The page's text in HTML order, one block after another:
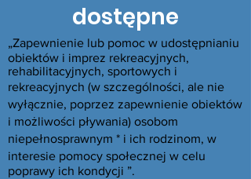
dostępne
„Zapewnienie lub pomoc w udostępnianiu
obiektów i imprez rekreacyjnych,
rehabilitacyjnych, sportowych i
rekreacyjnych (w szczególności, ale nie
wyłącznie, poprzez zapewnienie obiektów
i możliwości pływania) osobom
niepełnosprawnym * i ich rodzinom, w
interesie pomocy społecznej w celu
poprawy ich kondycji ”.